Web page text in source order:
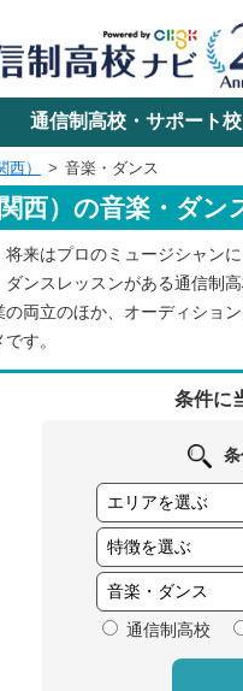
エリアから探す
通信制高校・サポート
西） 音楽・ダンス
西）の音楽・ダン
将来はプロのミュージシャン
ンスレッスンがある通信制
の両立のほか、オーディショ
す。
条件に
通信制高校